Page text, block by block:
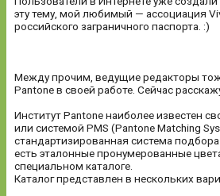
эту тему, мой любимый — ассоциация
российского заграничного паспорта. :)
Между прочим, ведущие редакторы
Pantone в своей работе. Сейчас
Институт Pantone наиболее известен
или системой PMS (Pantone Matching
стандартизированная система
есть эталонные пронумерованные
специальном каталоге.
Каталог представлен в нескольких